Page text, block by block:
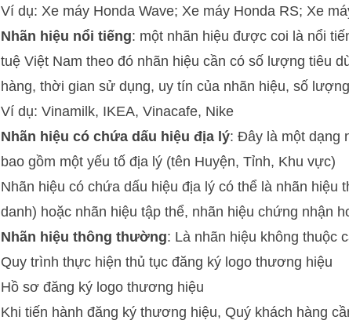
Ví dụ: Xe máy Honda Wave; Xe máy Honda RS; Xe
Nhãn hiệu nổi tiếng: một nhãn hiệu được coi là nổi
tuệ Việt Nam theo đó nhãn hiệu cần có số lượng tiêu
hàng, thời gian sử dụng, uy tín của nhãn hiệu, số
Ví dụ: Vinamilk, IKEA, Vinacafe, Nike
Nhãn hiệu có chứa dấu hiệu địa lý: Đây là một dạng
bao gồm một yếu tố địa lý (tên Huyện, Tỉnh, Khu vực)
Nhãn hiệu có chứa dấu hiệu địa lý có thể là nhãn hiệu
danh) hoặc nhãn hiệu tập thể, nhãn hiệu chứng nhận
Nhãn hiệu thông thường: Là nhãn hiệu không thuộc
Quy trình thực hiện thủ tục đăng ký logo thương hiệu
Hồ sơ đăng ký logo thương hiệu
Khi tiến hành đăng ký thương hiệu, Quý khách hàng